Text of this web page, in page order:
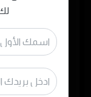
الصوتي
وقت